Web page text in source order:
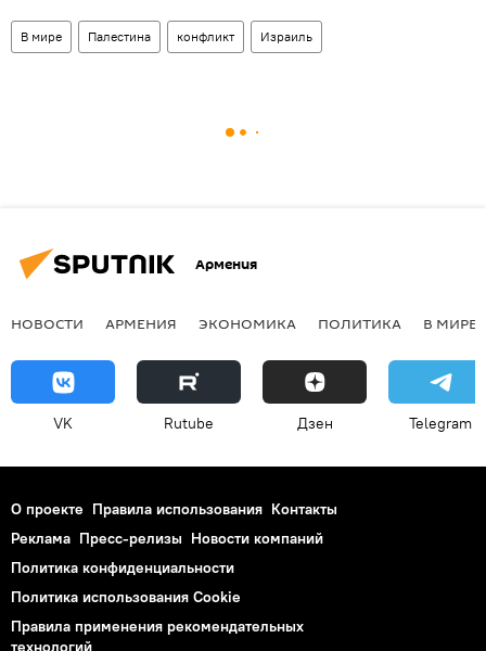
В мире Палестина конфликт Израиль
Армения
НОВОСТИ АРМЕНИЯ ЭКОНОМИКА ПОЛИТИКА В МИРЕ
VK Rutube Дзен Telegram
О проекте Правила использования Контакты
Реклама Пресс-релизы Новости компаний
Политика конфиденциальности
Политика использования Cookie
Правила применения рекомендательных
технологий